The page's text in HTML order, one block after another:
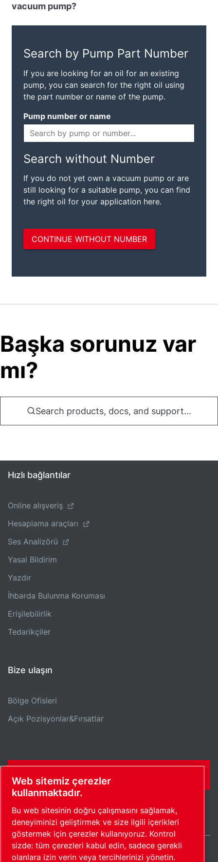
vacuum pump?
Başka sorunuz var
mı?
Search products, docs, and support...
Hızlı bağlantılar
Online alışveriş
Hesaplama araçları
Ses Analizörü
Yasal Bildirim
Yazdır
İhbarda Bulunma Koruması
Erişilebilirlik
Tedarikçiler
Bize ulaşın
Bölge Ofisleri
Açık Pozisyonlar&Fırsatlar
Turkey / TR
Web sitemiz çerezler
kullanmaktadır.
Bu web sitesinin doğru çalışmasını sağlamak,
deneyiminizi geliştirmek ve size ilgili içerikleri
göstermek için çerezler kullanıyoruz. Kontrol
sizde: tüm çerezleri kabul edin, sadece gerekli
olanlara izin verin veya tercihlerinizi yönetin.